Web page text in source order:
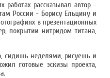
работах рассказывал автор -
России - Борису Ельцину и
в презентационных
покрытии нитридом титана,
сидишь неделями, рисуешь и
готовые эскизы проекта,